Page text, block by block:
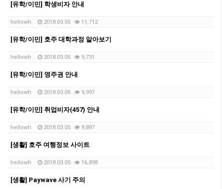
[유학/이민] 학생비자 안내
hellowh 2018.03.05 11,712
[유학/이민] 호주 대학과정 알아보기
hellowh 2018.03.05 9,731
[유학/이민] 영주권 안내
hellowh 2018.03.05 9,997
[유학/이민] 취업비자(457) 안내
hellowh 2018.03.05 9,897
[생활] 호주 여행정보 사이트
hellowh 2018.03.05 16,898
[생활] Paywave 사기 주의